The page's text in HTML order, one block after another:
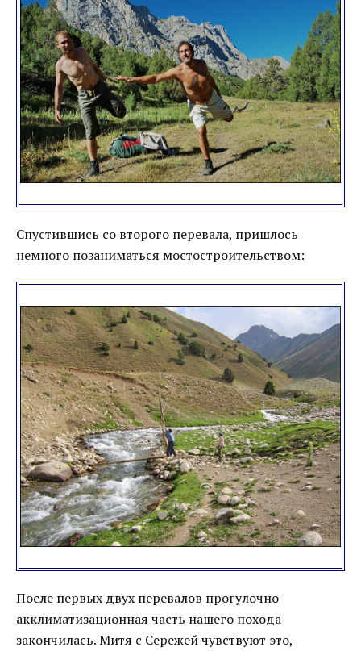
Спустившись со второго перевала, пришлось
немного позаниматься мостостроительством:
После первых двух перевалов прогулочно-
акклиматизационная часть нашего похода
закончилась. Митя с Сережей чувствуют это,